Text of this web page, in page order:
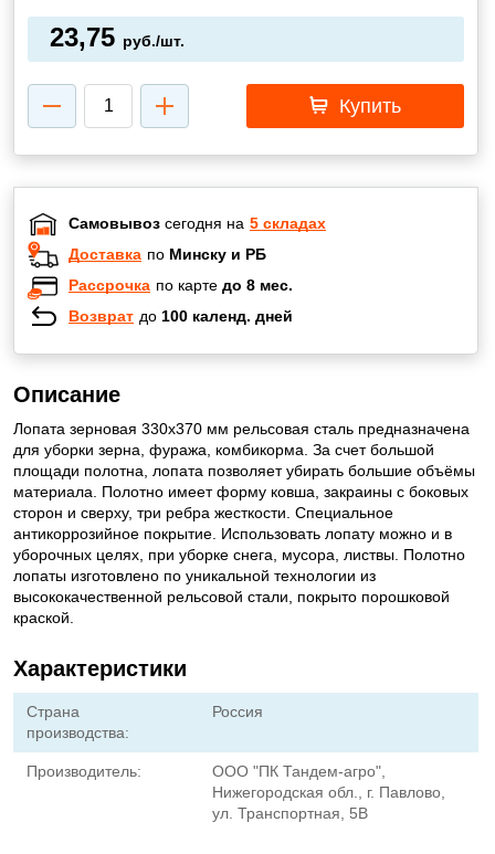
23,75 руб./шт.
Купить
Самовывоз сегодня на 5 складах
Доставка по Минску и РБ
Рассрочка по карте до 8 мес.
Возврат до 100 календ. дней
Описание
Лопата зерновая 330х370 мм рельсовая сталь предназначена
для уборки зерна, фуража, комбикорма. За счет большой
площади полотна, лопата позволяет убирать большие объёмы
материала. Полотно имеет форму ковша, закраины с боковых
сторон и сверху, три ребра жесткости. Специальное
антикоррозийное покрытие. Использовать лопату можно и в
уборочных целях, при уборке снега, мусора, листвы. Полотно
лопаты изготовлено по уникальной технологии из
высококачественной рельсовой стали, покрыто порошковой
краской.
Характеристики
Страна
производства:
Россия
Производитель:
ООО "ПК Тандем-агро",
Нижегородская обл., г. Павлово,
ул. Транспортная, 5В